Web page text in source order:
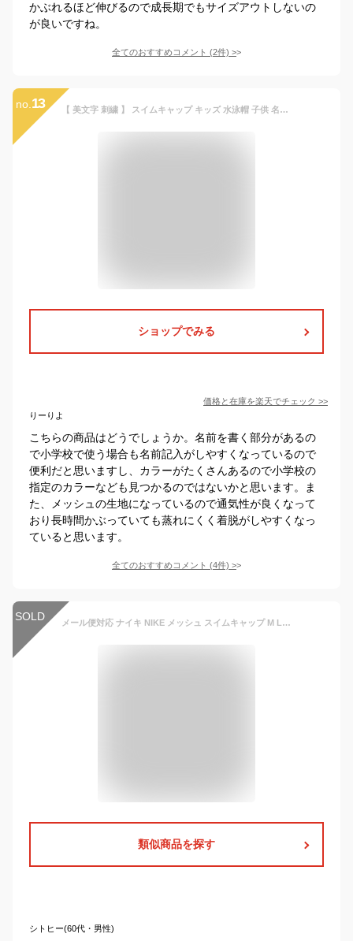
かぶれるほど伸びるので成長期でもサイズアウトしないの
が良いですね。
全てのおすすめコメント (2件) >
no. 13 【 美文字 刺繍 】 スイムキャップ キッズ 水泳帽 子供 名前 こども ジュニア プール メッシュキャップ メッシュ 名札 男の子 女の子 小学生 学校指定色 無地 水泳帽子
ショップでみる
価格と在庫を楽天でチェック >>
りーりよ
こちらの商品はどうでしょうか。名前を書く部分があるの
で小学校で使う場合も名前記入がしやすくなっているので
便利だと思いますし、カラーがたくさんあるので小学校の
指定のカラーなども見つかるのではないかと思います。ま
た、メッシュの生地になっているので通気性が良くなって
おり長時間かぶっていても蒸れにくく着脱がしやすくなっ
ていると思います。
全てのおすすめコメント (4件) >
SOLD メール便対応 ナイキ NIKE メッシュ スイムキャップ M L 小学生 プール 水泳帽
類似商品を探す
シトヒー(60代・男性)